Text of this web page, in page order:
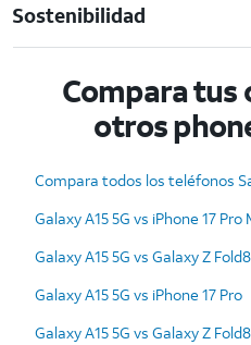
Sostenibilidad
Compara tus
otros
Compara todos los teléfonos
Galaxy A15 5G vs iPhone 17 Pro
Galaxy A15 5G vs Galaxy Z
Galaxy A15 5G vs iPhone 17 Pro
Galaxy A15 5G vs Galaxy Z Fold8